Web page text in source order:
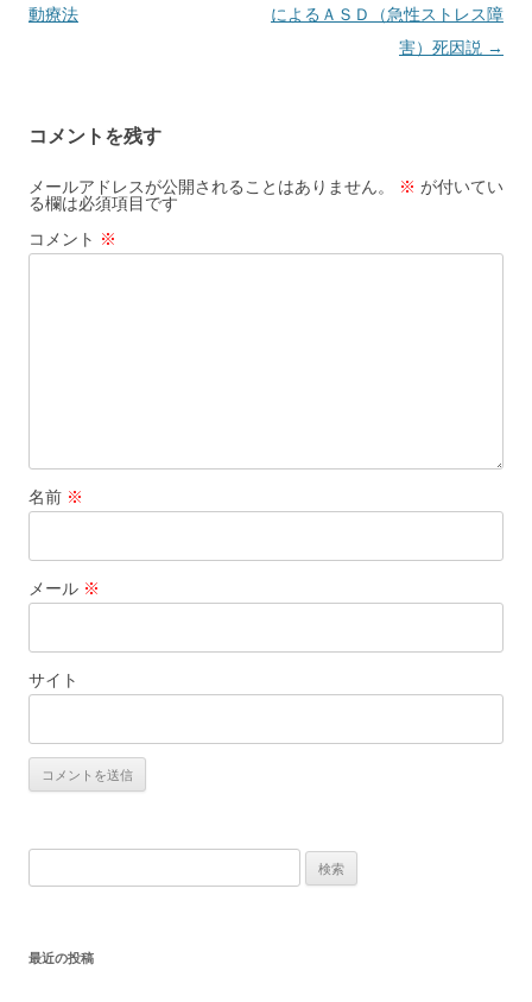
稿
ー
シ
ョ
ン
動療法
によるＡＳＤ（急性ストレス障
害）死因説 →
コメントを残す
メールアドレスが公開されることはありません。 ※ が付いてい
る欄は必須項目です
コメント ※
名前 ※
メール ※
サイト
索:
最近の投稿